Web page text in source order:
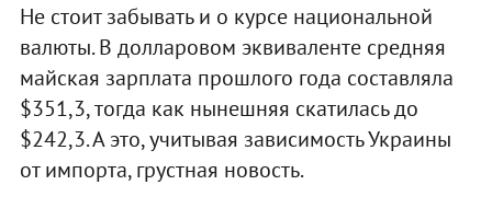
Не стоит забывать и о курсе национальной
валюты. В долларовом эквиваленте средняя
майская зарплата прошлого года составляла
$351,3, тогда как нынешняя скатилась до
$242,3. А это, учитывая зависимость Украины
от импорта, грустная новость.